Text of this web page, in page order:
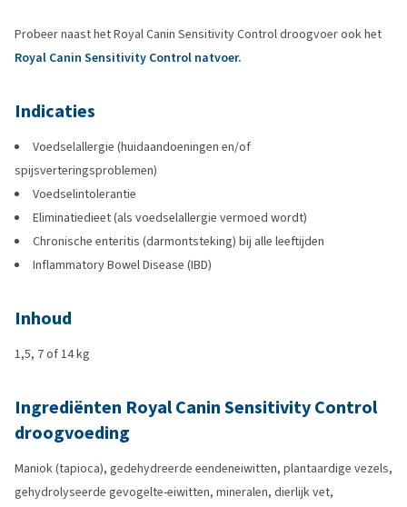
Probeer naast het Royal Canin Sensitivity Control droogvoer ook het
Royal Canin Sensitivity Control natvoer.
Indicaties
Voedselallergie (huidaandoeningen en/of
spijsverteringsproblemen)
Voedselintolerantie
Eliminatiedieet (als voedselallergie vermoed wordt)
Chronische enteritis (darmontsteking) bij alle leeftijden
Inflammatory Bowel Disease (IBD)
Inhoud
1,5, 7 of 14 kg
Ingrediënten Royal Canin Sensitivity Control
droogvoeding
Maniok (tapioca), gedehydreerde eendeneiwitten, plantaardige vezels,
gehydrolyseerde gevogelte-eiwitten, mineralen, dierlijk vet,